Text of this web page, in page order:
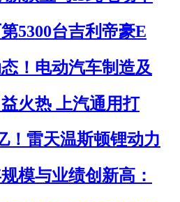
5300台吉利帝豪E
！电动汽车制造及
火热 上汽通用打
！雷天温斯顿锂动力
模与业绩创新高：